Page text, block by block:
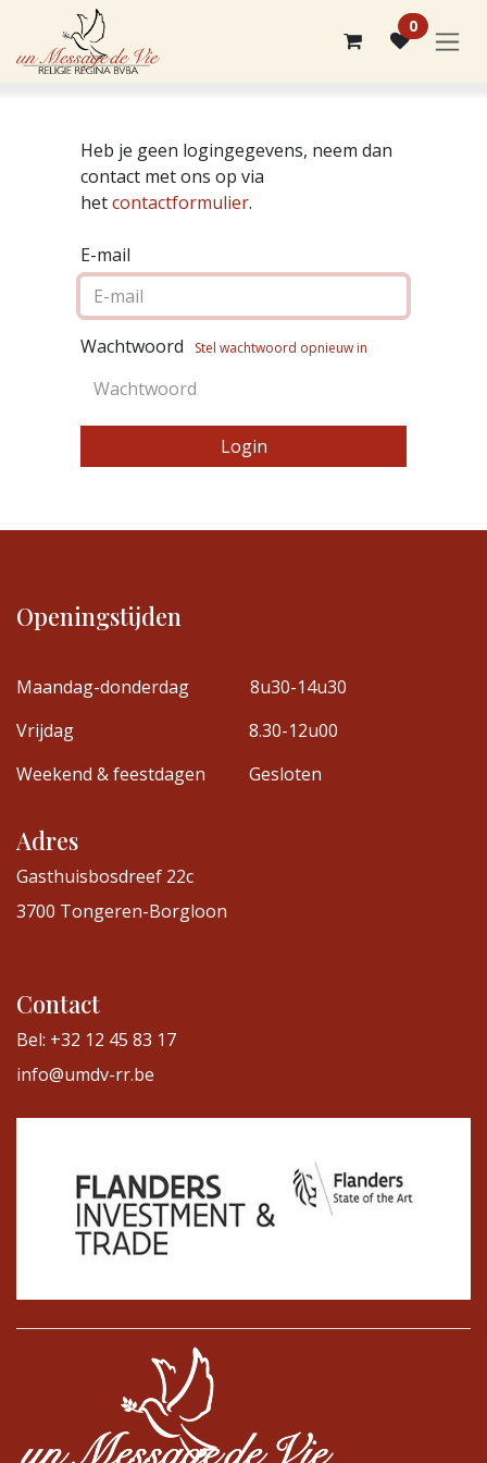
Overslaan naar inhoud
0
Heb je geen logingegevens, neem dan
contact met ons op via
hetcontactformulier.
E-mail
Wachtwoord Stel wachtwoord opnieuw in
Login
Openingstijden
Maandag-donderdag
8u30-14u30
Vrijdag
8.30-12u00
Weekend & feestdagen
Gesloten
Adres
Gasthuisbosdreef 22c
3700 Tongeren-Borgloon
Contact
Bel: +32 12 45 83 17
info@umdv-rr.be